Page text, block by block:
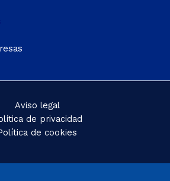
Aviso legal
de privacidad
de cookies